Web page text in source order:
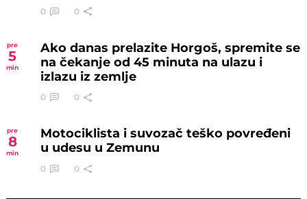
0 0
pre
5
min
Ako danas prelazite Horgoš, spremite se
na čekanje od 45 minuta na ulazu i
izlazu iz zemlje
0 0
pre
8
min
Motociklista i suvozač teško povređeni
u udesu u Zemunu
0 0